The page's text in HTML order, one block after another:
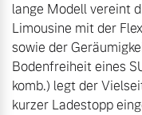
lange Modell vereint
Limousine mit der
sowie der
Bodenfreiheit eines
komb.) legt der
kurzer Ladestopp